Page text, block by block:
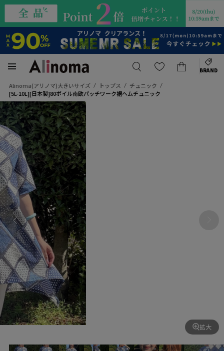
BRAND
Alinoma(アリノマ)大きいサイズ トップス
チュニック
[5L-10L][日本製]80ボイル南欧パッチワーク裾ヘムチュニック
拡大